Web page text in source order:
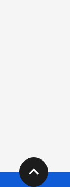
expand_less